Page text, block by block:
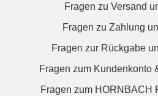
Fragen zu Versand
Fragen zu Zahlung
Fragen zur Rückgabe
Fragen zum Kundenkonto
Fragen zum HORNBACH